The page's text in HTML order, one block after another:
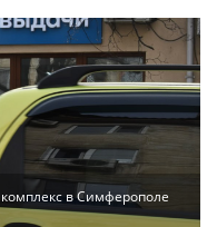
в Симферополе